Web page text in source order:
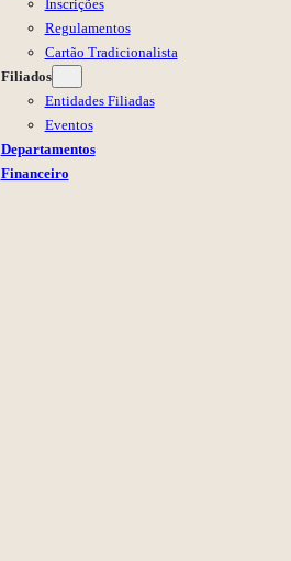
Inscrições
Regulamentos
Cartão Tradicionalista
Filiados
Entidades Filiadas
Eventos
Departamentos
Financeiro